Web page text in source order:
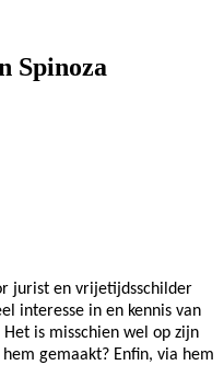
Spinoza
jurist en vrijetijdsschilder
interesse in en kennis van
is misschien wel op zijn
gemaakt? Enfin, via hem